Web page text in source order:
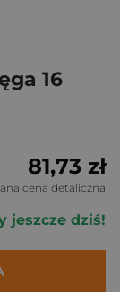
16
81,73 zł
cena detaliczna
jeszcze dziś!